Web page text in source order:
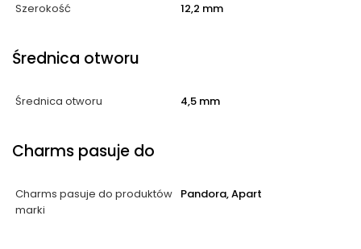
Szerokość
12,2 mm
Średnica otworu
Średnica otworu 4,5 mm
Charms pasuje do
Charms pasuje do produktów
marki
Pandora, Apart